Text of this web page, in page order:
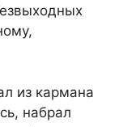
из кармана
набрал